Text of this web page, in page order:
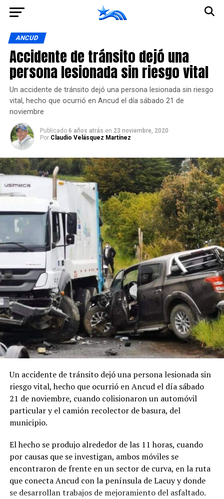
ANCUD
Accidente de tránsito dejó una
persona lesionada sin riesgo vital
Un accidente de tránsito dejó una persona lesionada sin riesgo
vital, hecho que ocurrió en Ancud el día sábado 21 de
noviembre
Publicado 6 años atrás en 23 noviembre, 2020
Por Claudio Velásquez Martínez
Un accidente de tránsito dejó una persona lesionada sin
riesgo vital, hecho que ocurrió en Ancud el día sábado
21 de noviembre, cuando colisionaron un automóvil
particular y el camión recolector de basura, del
municipio.
El hecho se produjo alrededor de las 11 horas, cuando
por causas que se investigan, ambos móviles se
encontraron de frente en un sector de curva, en la ruta
que conecta Ancud con la península de Lacuy y donde
se desarrollan trabajos de mejoramiento del asfaltado.
Ir a la versión móvil